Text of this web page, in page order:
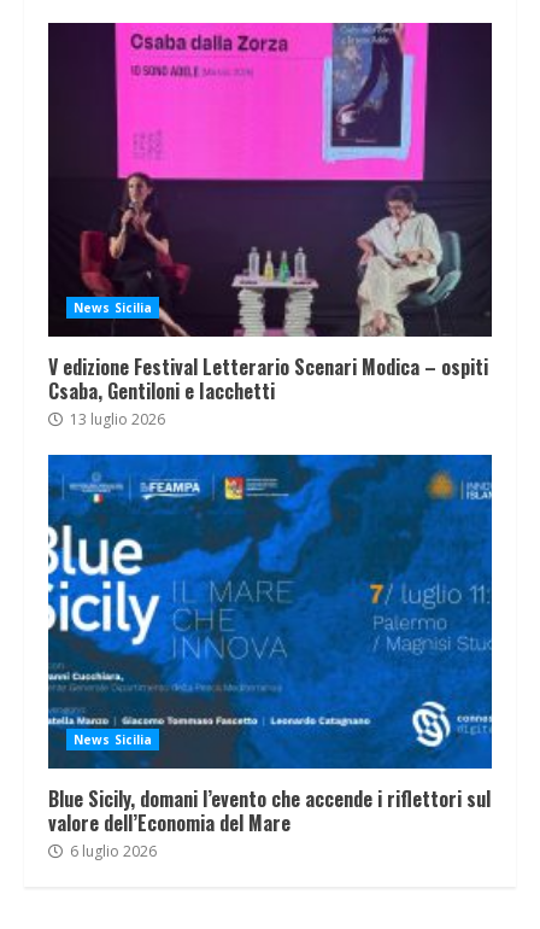
News Sicilia
V edizione Festival Letterario Scenari Modica – ospiti
Csaba, Gentiloni e Iacchetti
13 luglio 2026
News Sicilia
Blue Sicily, domani l’evento che accende i riflettori sul
valore dell’Economia del Mare
6 luglio 2026